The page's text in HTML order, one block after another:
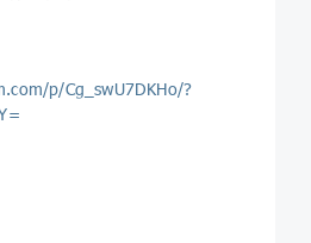
p/Cg_swU7DKHo/?